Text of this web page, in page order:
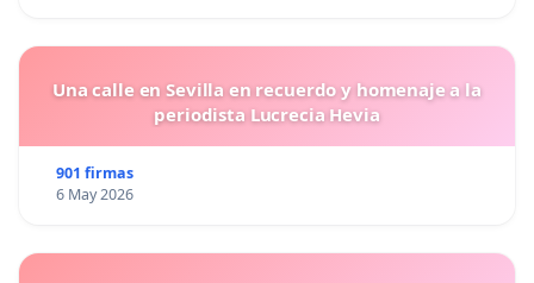
Una calle en Sevilla en recuerdo y homenaje a la
periodista Lucrecia Hevia
901 firmas
6 May 2026